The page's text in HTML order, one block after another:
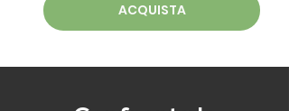
ACQUISTA